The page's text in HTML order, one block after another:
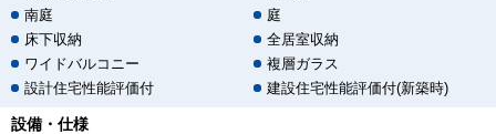
南庭
庭
床下収納
全居室収納
ワイドバルコニー
複層ガラス
設計住宅性能評価付
建設住宅性能評価付(新築時)
設備・仕様